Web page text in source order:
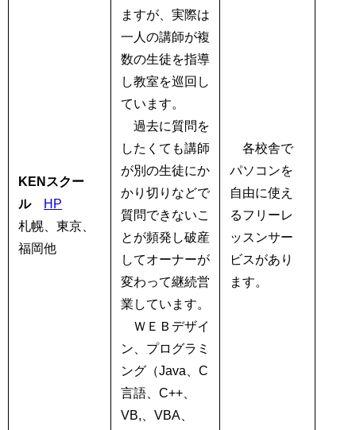
KENスクー
ル
HP
札幌、東京、
福岡他
ますが、実際は
一人の講師が複
数の生徒を指導
し教室を巡回し
ています。
過去に質問を
したくても講師
が別の生徒にか
かり切りなどで
質問できないこ
とが頻発し破産
してオーナーが
変わって継続営
業しています。
ＷＥＢデザイ
ン、プログラミ
ング（Java、C
言語、C++、
VB,、VBA、
各校舎で
パソコンを
自由に使え
るフリーレ
ッスンサー
ビスがあり
ます。